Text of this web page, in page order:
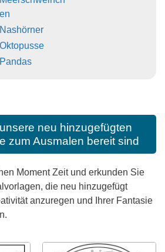
en
Nashörner
Oktopusse
Pandas
neu hinzugefügten
zum Ausmalen bereit sind
Moment Zeit und erkunden Sie
die neu hinzugefügt
anzuregen und Ihrer Fantasie